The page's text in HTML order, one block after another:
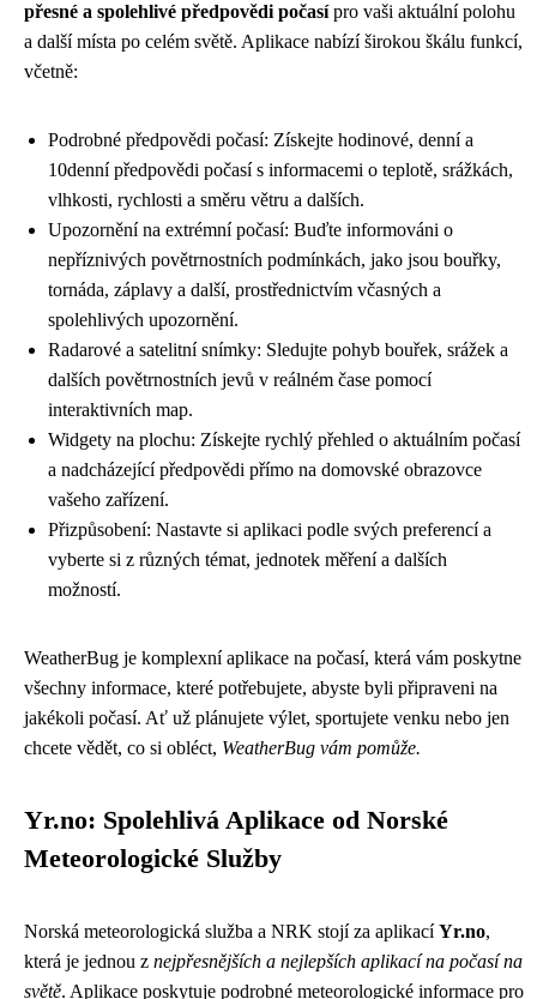
přesné a spolehlivé předpovědi počasípro vaši aktuální polohu
a další místa po celém světě. Aplikace nabízí širokou škálu funkcí,
včetně:
Podrobné předpovědi počasí: Získejte hodinové, denní a
10denní předpovědi počasí s informacemi o teplotě, srážkách,
vlhkosti, rychlosti a směru větru a dalších.
Upozornění na extrémní počasí: Buďte informováni o
nepříznivých povětrnostních podmínkách, jako jsou bouřky,
tornáda, záplavy a další, prostřednictvím včasných a
spolehlivých upozornění.
Radarové a satelitní snímky: Sledujte pohyb bouřek, srážek a
dalších povětrnostních jevů v reálném čase pomocí
interaktivních map.
Widgety na plochu: Získejte rychlý přehled o aktuálním počasí
a nadcházející předpovědi přímo na domovské obrazovce
vašeho zařízení.
Přizpůsobení: Nastavte si aplikaci podle svých preferencí a
vyberte si z různých témat, jednotek měření a dalších
možností.
WeatherBug je komplexní aplikace na počasí, která vám poskytne
všechny informace, které potřebujete, abyste byli připraveni na
jakékoli počasí. Ať už plánujete výlet, sportujete venku nebo jen
chcete vědět, co si obléct, WeatherBug vám pomůže.
Yr.no: Spolehlivá Aplikace od Norské
Meteorologické Služby
Norská meteorologická služba a NRK stojí za aplikacíYr.no,
která je jednou z nejpřesnějších a nejlepších aplikací na počasí na
světě. Aplikace poskytuje podrobné meteorologické informace pro